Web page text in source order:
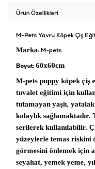
Ürün Özellikleri
M-Pets Yavru Köpek Çiş
Marka: M-pets
Boyut:60x60cm
M-pets puppy köpek çiş
tuvalet eğitimi için
tutamayan yaşlı,
kolaylık sağlamaktadır.
serilerek kullanılabilir.
yüzeylerle temas riskini
görmesini önlemek için
seyahat, yemek yeme,